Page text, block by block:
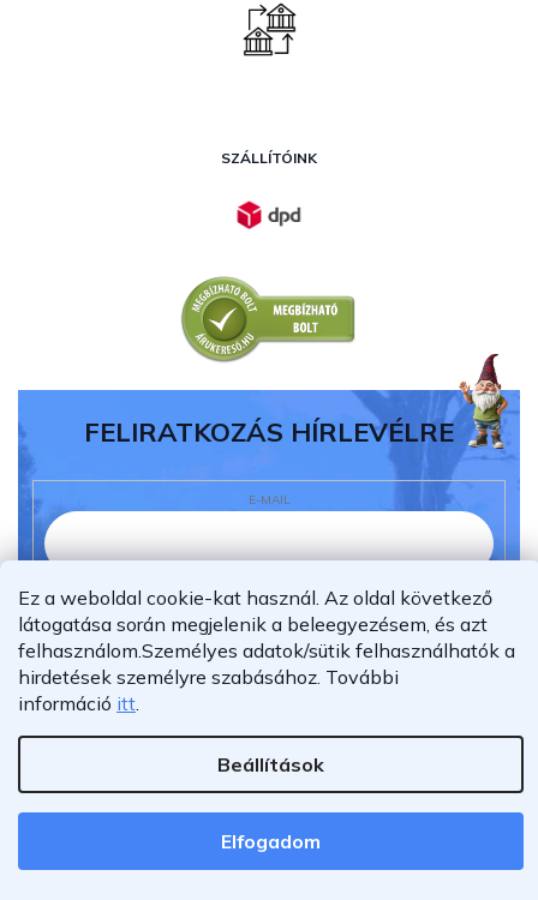
Ez a weboldal cookie-kat használ. Az oldal következő
látogatása során megjelenik a beleegyezésem, és azt
felhasználom.Személyes adatok/sütik felhasználhatók a
hirdetések személyre szabásához. További
információ itt.
Beállítások
Elfogadom
SZÁLLÍTÓINK
FELIRATKOZÁS HÍRLEVÉLRE
E-MAIL
Elolvastam és megértettem azadatvédelmi
nyilatkozatot.
Feliratkozás
Shoptet Premium készítette